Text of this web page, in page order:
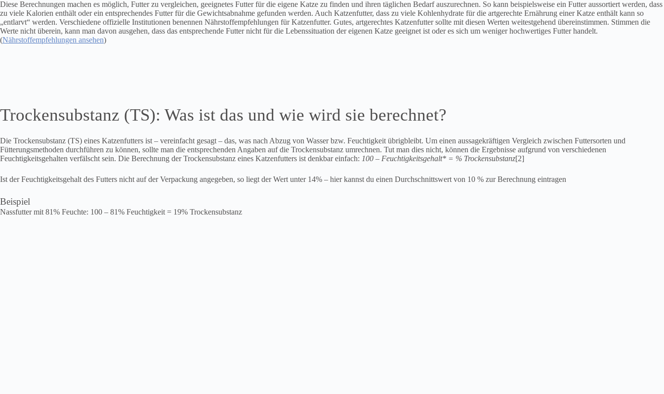
Diese Berechnungen machen es möglich, Futter zu vergleichen, geeignetes Futter für die eigene Katze zu finden und ihren täglichen Bedarf auszurechnen. So kann beispielsweise ein Futter aussortiert werden, dass
zu viele Kalorien enthält oder ein entsprechendes Futter für die Gewichtsabnahme gefunden werden. Auch Katzenfutter, dass zu viele Kohlenhydrate für die artgerechte Ernährung einer Katze enthält kann so
„entlarvt“ werden. Verschiedene offizielle Institutionen benennen Nährstoffempfehlungen für Katzenfutter. Gutes, artgerechtes Katzenfutter sollte mit diesen Werten weitestgehend übereinstimmen. Stimmen die
Werte nicht überein, kann man davon ausgehen, dass das entsprechende Futter nicht für die Lebenssituation der eigenen Katze geeignet ist oder es sich um weniger hochwertiges Futter handelt.
(Nährstoffempfehlungen ansehen)
Trockensubstanz (TS): Was ist das und wie wird sie berechnet?
Die Trockensubstanz (TS) eines Katzenfutters ist – vereinfacht gesagt – das, was nach Abzug von Wasser bzw. Feuchtigkeit übrigbleibt. Um einen aussagekräftigen Vergleich zwischen Futtersorten und
Fütterungsmethoden durchführen zu können, sollte man die entsprechenden Angaben auf die Trockensubstanz umrechnen. Tut man dies nicht, können die Ergebnisse aufgrund von verschiedenen
Feuchtigkeitsgehalten verfälscht sein. Die Berechnung der Trockensubstanz eines Katzenfutters ist denkbar einfach: 100 – Feuchtigkeitsgehalt* = % Trockensubstanz[2]
Ist der Feuchtigkeitsgehalt des Futters nicht auf der Verpackung angegeben, so liegt der Wert unter 14% – hier kannst du einen Durchschnittswert von 10 % zur Berechnung eintragen
Beispiel
Nassfutter mit 81% Feuchte: 100 – 81% Feuchtigkeit = 19% Trockensubstanz